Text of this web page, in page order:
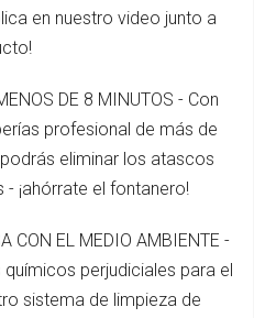
en nuestro video junto a
DE 8 MINUTOS - Con
profesional de más de
eliminar los atascos
¡ahórrate el fontanero!
CON EL MEDIO AMBIENTE -
químicos perjudiciales para el
sistema de limpieza de